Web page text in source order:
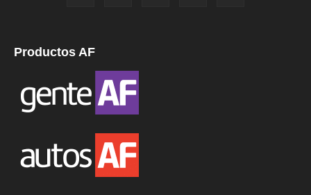
Productos AF